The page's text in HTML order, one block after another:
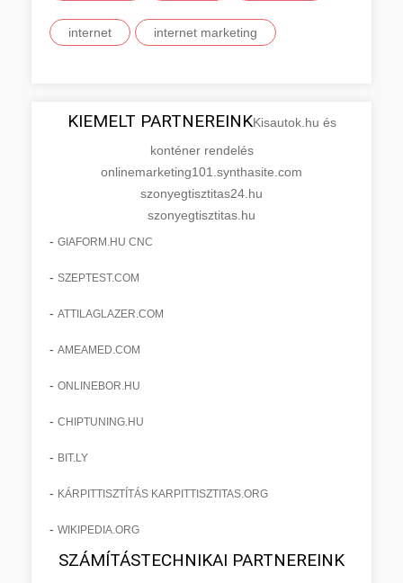
internet internet marketing
KIEMELT PARTNEREINKKisautok.hu és
konténer rendelés
onlinemarketing101.synthasite.com
szonyegtisztitas24.hu
szonyegtisztitas.hu
- GIAFORM.HU CNC
- SZEPTEST.COM
- ATTILAGLAZER.COM
- AMEAMED.COM
- ONLINEBOR.HU
- CHIPTUNING.HU
- BIT.LY
- KÁRPITTISZTÍTÁS KARPITTISZTITAS.ORG
- WIKIPEDIA.ORG
SZÁMÍTÁSTECHNIKAI PARTNEREINK